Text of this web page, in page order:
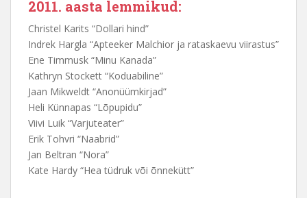
2011. aasta lemmikud:
Christel Karits “Dollari hind”
Indrek Hargla “Apteeker Malchior ja rataskaevu viirastus”
Ene Timmusk “Minu Kanada”
Kathryn Stockett “Koduabiline”
Jaan Mikweldt “Anonüümkirjad”
Heli Künnapas “Lõpupidu”
Viivi Luik “Varjuteater”
Erik Tohvri “Naabrid”
Jan Beltran “Nora”
Kate Hardy “Hea tüdruk või õnnekütt”